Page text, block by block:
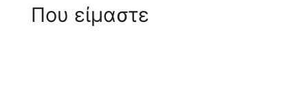
Που είμαστε